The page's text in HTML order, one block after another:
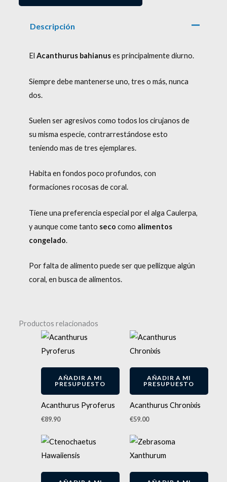
Descripción
El Acanthurus bahianuses principalmente diurno.
Siempre debe mantenerse uno, tres o más, nunca
dos.
Suelen ser agresivos como todos los cirujanos de
su misma especie, contrarrestándose esto
teniendo mas de tres ejemplares.
Habita en fondos poco profundos, con
formaciones rocosas de coral.
Tiene una preferencia especial por el alga Caulerpa,
y aunque come tanto seco como alimentos
congelado.
Por falta de alimento puede ser que pellizque algún
coral, en busca de alimentos.
Productos relacionados
AÑADIR A MI
PRESUPUESTO
Acanthurus Pyroferus
€89.90
AÑADIR A MI
PRESUPUESTO
Acanthurus Chronixis
€59.00